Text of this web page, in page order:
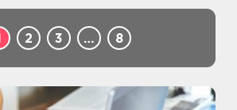
2 3 … 8